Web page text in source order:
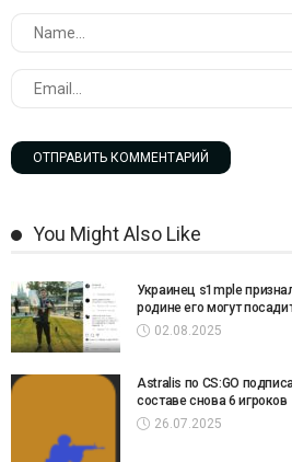
You Might Also Like
Украинец s1mple
родине его могут
02.08.2025
Astralis по CS:GO
составе снова 6 игроков
26.07.2025